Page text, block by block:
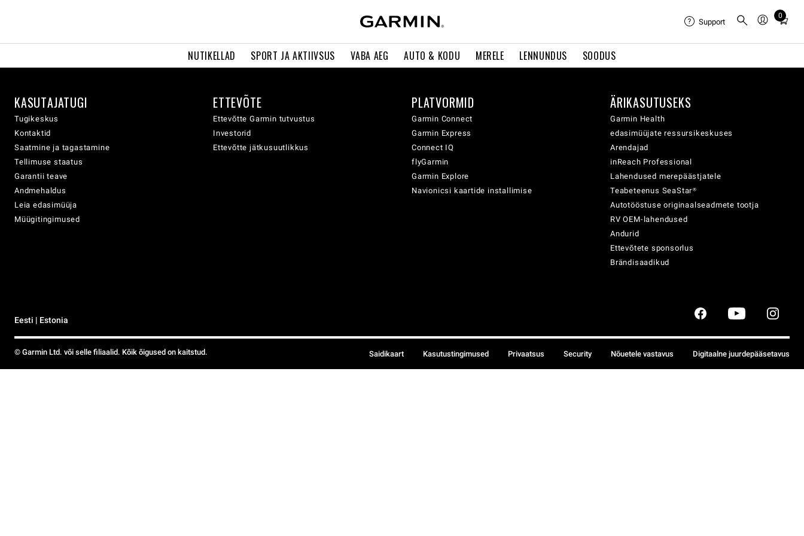
NUTIKELLAD SPORT JA AKTIIVSUS VABA AEG AUTO & KODU MERELE LENNUNDUS SOODUS
Support
0
Total
cart:
KASUTAJATUGI
Tugikeskus
Kontaktid
Saatmine ja tagastamine
Tellimuse staatus
Garantii teave
Andmehaldus
Leia edasimüüja
Müügitingimused
ETTEVÕTE
Ettevõtte Garmin tutvustus
Investorid
Ettevõtte jätkusuutlikkus
PLATVORMID
Garmin Connect
Garmin Express
Connect IQ
flyGarmin
Garmin Explore
Navionicsi kaartide installimise
ÄRIKASUTUSEKS
Garmin Health
edasimüüjate ressursikeskuses
Arendajad
inReach Professional
Lahendused merepäästjatele
Teabeteenus SeaStar®
Autotööstuse originaalseadmete tootja
RV OEM-lahendused
Andurid
Ettevõtete sponsorlus
Brändisaadikud
Eesti | Estonia
© Garmin Ltd. või selle filiaalid. Kõik õigused on kaitstud. Saidikaart Kasutustingimused Privaatsus Security Nõuetele vastavus Digitaalne juurdepääsetavus